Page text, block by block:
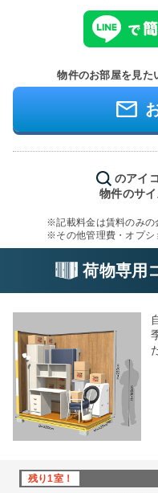
物件のお部屋を見た
のアイ
物件のサイ
※記載料金は賃料のみの
※その他管理費・オプシ
荷物専用
残り1室！